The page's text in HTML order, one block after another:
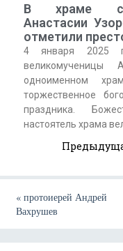
В храме
Анастасии
отметили
4 января 2025
великомученицы
одноименном
торжественное
праздника.
настоятель храма
«протоиерей Андрей
Вахрушев